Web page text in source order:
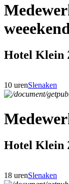
Hotel Klein
10 urenSlenaken
Hotel Klein
18 urenSlenaken